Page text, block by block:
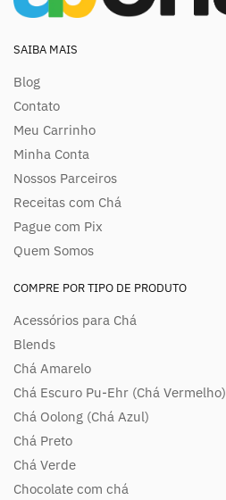
SAIBA MAIS
Blog
Contato
Meu Carrinho
Minha Conta
Nossos Parceiros
Receitas com Chá
Pague com Pix
Quem Somos
COMPRE POR TIPO DE PRODUTO
Acessórios para Chá
Blends
Chá Amarelo
Chá Escuro Pu-Ehr (Chá Vermelho)
Chá Oolong (Chá Azul)
Chá Preto
Chá Verde
Chocolate com chá